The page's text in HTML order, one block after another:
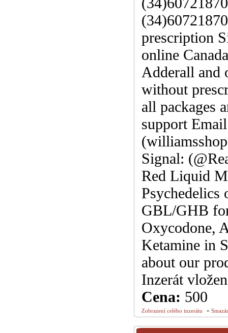
prescription
online
Adderall and
without
all packages
support
Signal:
Red Liquid
GBL/GHB
Oxycodone,
Ketamine in
about our
Inzerát
Cena: 500
Zobrazení celého inzerátu -